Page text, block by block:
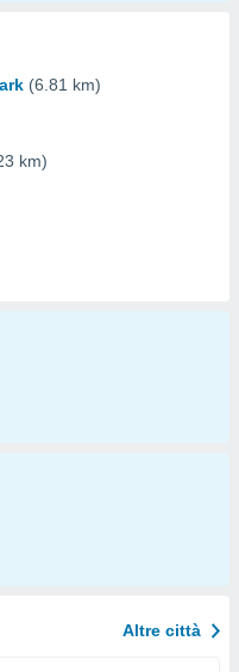
(6.81 km)
km)
Altre città